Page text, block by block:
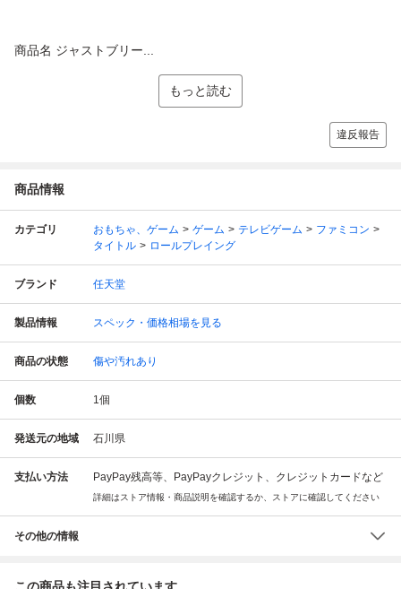
商品名 ジャストブリー...
もっと読む
違反報告
商品情報
カテゴリ おもちゃ、ゲーム ゲーム テレビゲーム
ファミコン
タイトル
ロールプレイング
ブランド 任天堂
製品情報 スペック・価格相場を見る
商品の状態 傷や汚れあり
個数 1個
発送元の地域 石川県
支払い方法 PayPay残高等、PayPayクレジット、クレジットカードなど
詳細はストア情報・商品説明を確認するか、ストアに確認してください
その他の情報